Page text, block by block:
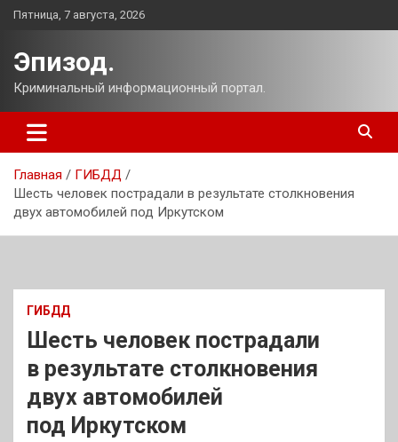
Перейти
Пятница, 7 августа, 2026
Эпизод.
Криминальный информационный портал.
Главная
ГИБДД
Шесть человек пострадали в результате столкновения
двух автомобилей под Иркутском
ГИБДД
Шесть человек пострадали
в результате столкновения
двух автомобилей
под Иркутском